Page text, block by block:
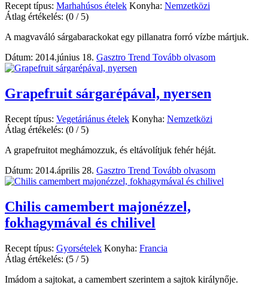
Recept típus: Marhahúsos ételek Konyha: Nemzetközi
Átlag értékelés: (0 / 5)
A magvaváló sárgabarackokat egy pillanatra forró vízbe mártjuk.
Dátum: 2014.június 18. Gasztro Trend Tovább olvasom
Grapefruit sárgarépával, nyersen
Recept típus: Vegetáriánus ételek Konyha: Nemzetközi
Átlag értékelés: (0 / 5)
A grapefruitot meghámozzuk, és eltávolítjuk fehér héját.
Dátum: 2014.április 28. Gasztro Trend Tovább olvasom
Chilis camembert majonézzel,
fokhagymával és chilivel
Recept típus: Gyorsételek Konyha: Francia
Átlag értékelés: (5 / 5)
Imádom a sajtokat, a camembert szerintem a sajtok királynője.